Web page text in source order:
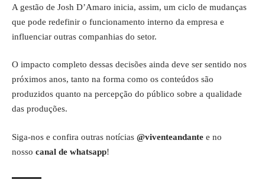
A gestão de Josh D’Amaro inicia, assim, um ciclo de mudanças
que pode redefinir o funcionamento interno da empresa e
influenciar outras companhias do setor.
O impacto completo dessas decisões ainda deve ser sentido nos
próximos anos, tanto na forma como os conteúdos são
produzidos quanto na percepção do público sobre a qualidade
das produções.
Siga-nos e confira outras notícias @viventeandante e no
nosso canal de whatsapp!